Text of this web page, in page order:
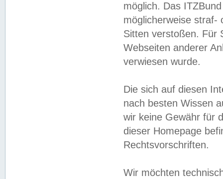
möglich. Das
möglicherweise straf-
Sitten verstoßen. Für
Webseiten anderer
verwiesen wurde.
Die sich auf diesen
nach besten Wissen
wir keine Gewähr für
dieser Homepage
Rechtsvorschriften.
Wir möchten